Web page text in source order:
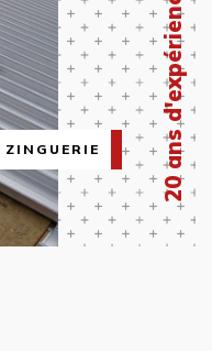
ZINGUERIE 20 ans d'expérience